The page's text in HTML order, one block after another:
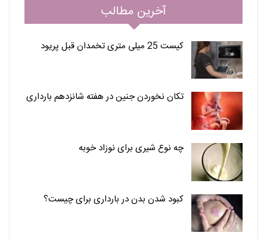
آخرین مطالب
کیست 25 میلی متری تخمدان قبل پریود
تکان نخوردن جنین در هفته شانزدهم بارداری
چه نوع شیری برای نوزاد خوبه
کبود شدن بدن در بارداری برای چیست؟